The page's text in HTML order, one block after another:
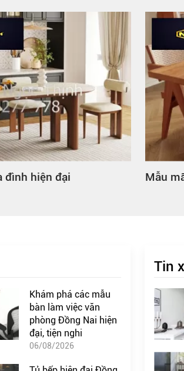
đình hiện đại Mẫu
Khám phá các mẫu
bàn làm việc văn
phòng Đồng Nai hiện
đại, tiện nghi
06/08/2026
Tin